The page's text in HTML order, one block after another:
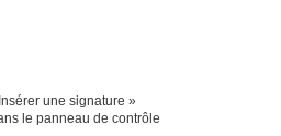
une signature »
le panneau de contrôle